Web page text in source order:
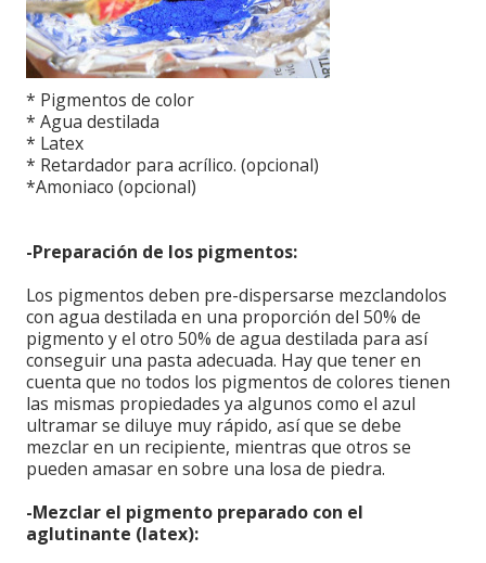
* Pigmentos de color
* Agua destilada
* Latex
* Retardador para acrílico. (opcional)
*Amoniaco (opcional)
-Preparación de los pigmentos:
Los pigmentos deben pre-dispersarse mezclandolos
con agua destilada en una proporción del 50% de
pigmento y el otro 50% de agua destilada para así
conseguir una pasta adecuada. Hay que tener en
cuenta que no todos los pigmentos de colores tienen
las mismas propiedades ya algunos como el azul
ultramar se diluye muy rápido, así que se debe
mezclar en un recipiente, mientras que otros se
pueden amasar en sobre una losa de piedra.
-Mezclar el pigmento preparado con el
aglutinante (latex):